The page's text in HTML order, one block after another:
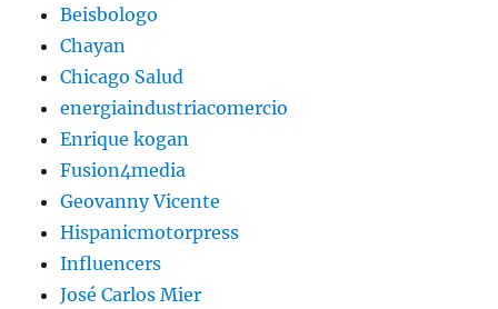
Beisbologo
Chayan
Chicago Salud
energiaindustriacomercio
Enrique kogan
Fusion4media
Geovanny Vicente
Hispanicmotorpress
Influencers
José Carlos Mier